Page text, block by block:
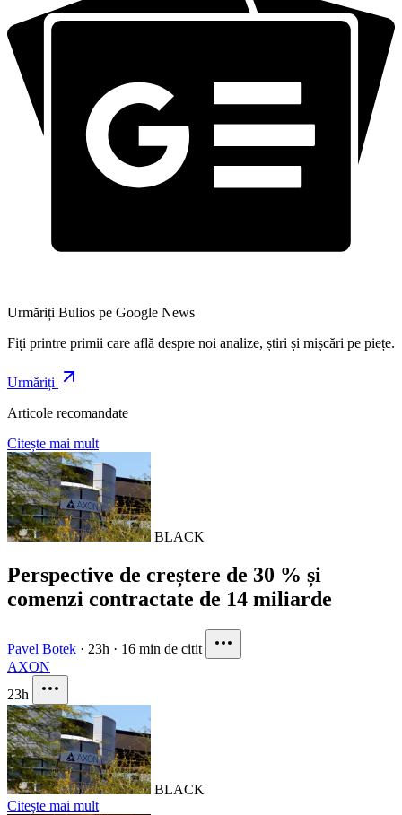
Urmăriți Bulios pe Google News
Fiți printre primii care află despre noi analize, știri și mișcări pe piețe.
Urmăriți
Articole recomandate
Citește mai mult
BLACK
Perspective de creștere de 30 % și
comenzi contractate de 14 miliarde
Pavel Botek · 23h · 16 min de citit
AXON
23h
BLACK
Citește mai mult